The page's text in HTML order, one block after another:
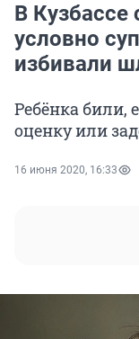
В Кузбассе
условно
избивали
Ребёнка били,
оценку или
16 июня 2020, 16:33